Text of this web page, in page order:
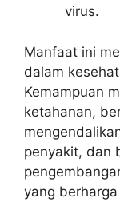
virus.
Manfaat ini
dalam
Kemampuan
ketahanan,
penyakit, dan
yang